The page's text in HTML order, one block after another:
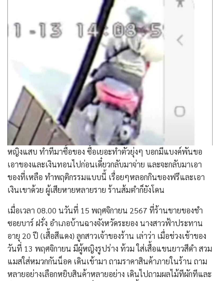
หญิงแสบ ทำทีมาซื้อของ ซื้อเยอะทำตัวยุ่งๆ บอกมีแบงค์พันขอ
เอาของและเงินทอนไปก่อนเดี๋ยวกลับมาจ่าย และจะกลับมาเอา
ของที่เหลือ ทำพฤติกรรมแบบนี้ เรื่อยๆหลอกกินของฟรีและเอา
เงินเขาด้วย ผู้เสียหายหลายราย ร้านส้มตำก็ยังโดน
เมื่อเวลา 08.00 นวันที่ 15 พฤศจิกายน 2567 ที่ร้านขายของชำ
ซอยบาร์ ฝรั่ง อำเภอบ้านฉางจังหวัดระยอง นางสาวฟ้าประทาน
อายุ 20 ปี (เสื้อสีแดง) ลูกสาวเจ้าของร้าน เล่าว่า เมื่อช่วงเช้าของ
วันที่ 13 พฤศจิกายน มีผู้หญิงรูปร่าง ท้วม ใส่เสื้อแขนยาวสีดำ สวม
แมสใส่หมวกกันน็อค เดินเข้ามา ถามราคาสินค้าภายในร้าน ถาม
หลายอย่างเลือกหยิบสินค้าหลายอย่าง เดินไปถามผลไม้ทีผักทีและ